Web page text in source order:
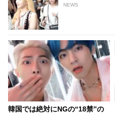
NEWS
韓国では絶対にNGの“18禁”の